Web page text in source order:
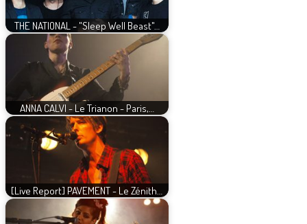
THE NATIONAL - "Sleep Well Beast"…
ANNA CALVI - Le Trianon - Paris,…
[Live Report] PAVEMENT - Le Zénith…